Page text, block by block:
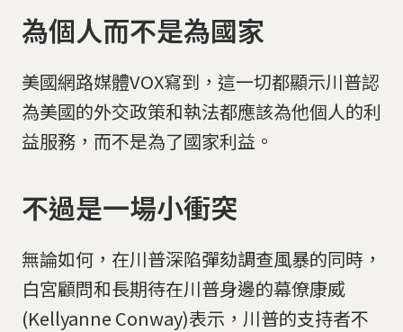
為個人而不是為國家
美國網路媒體VOX寫到，這一切都顯示川普認
為美國的外交政策和執法都應該為他個人的利
益服務，而不是為了國家利益。
不過是一場小衝突
無論如何，在川普深陷彈劾調查風暴的同時，
白宮顧問和長期待在川普身邊的幕僚康威
(Kellyanne Conway)表示，川普的支持者不